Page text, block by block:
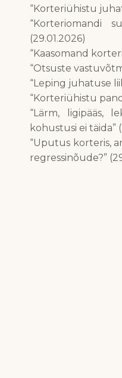
“Korteriühistu
“Korteriomandi
(29.01.2026)
“Kaasomand
“Otsuste
“Leping juhatuse
“Korteriühistu
“Lärm, ligipääs,
kohustusi ei täida”
“Uputus korteris,
regressinõude?”